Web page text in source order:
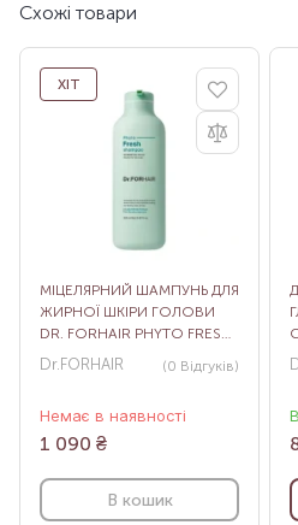
Схожі товари
ХІТ
МІЦЕЛЯРНИЙ ШАМПУНЬ ДЛЯ
ЖИРНОЇ ШКІРИ ГОЛОВИ
DR. FORHAIR PHYTO FRESH,
500 МЛ
Dr.FORHAIR (0 Відгуків)
Немає в наявності
1 090 ₴
В кошик